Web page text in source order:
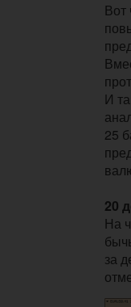
Вот
И
25
20
На
за